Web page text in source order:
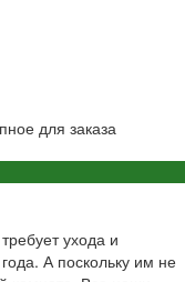
для заказа
ухода и
А поскольку им не